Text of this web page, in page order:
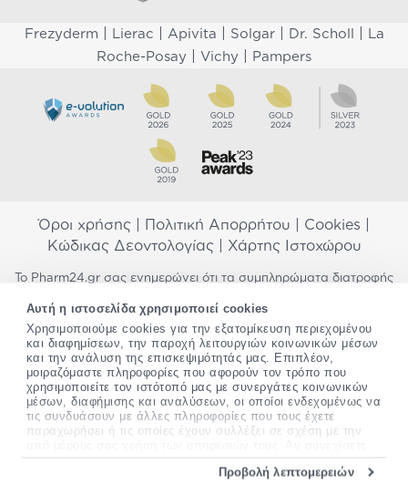
Αυτή η ιστοσελίδα χρησιμοποιεί cookies
Χρησιμοποιούμε cookies για την εξατομίκευση περιεχομένου
και διαφημίσεων, την παροχή λειτουργιών κοινωνικών μέσων
και την ανάλυση της επισκεψιμότητάς μας. Επιπλέον,
μοιραζόμαστε πληροφορίες που αφορούν τον τρόπο που
χρησιμοποιείτε τον ιστότοπό μας με συνεργάτες κοινωνικών
μέσων, διαφήμισης και αναλύσεων, οι οποίοι ενδεχομένως να
τις συνδυάσουν με άλλες πληροφορίες που τους έχετε
παραχωρήσει ή τις οποίες έχουν συλλέξει σε σχέση με την
Προβολή λεπτομερειών
Frezyderm Lierac Apivita Solgar| Dr. Scholl
La
Roche-Posay
Vichy Pampers
Όροι χρήσης Πολιτική Απορρήτου Cookies
Κώδικας Δεοντολογίας| Χάρτης Ιστοχώρου
Το Pharm24.gr σας ενημερώνει ότι τα συμπληρώματα διατροφής
προορίζονται για την πρόληψη, αγωγή ή θεραπεία ανθρώπινης
νόσου. Συμβουλευτείτε τον γιατρό σας εάν είστε έγκυος,
θηλάζετε, ακολουθείτε παράλληλα φαρμακευτική αγωγή ή
αντιμετωπίζετε προβλήματα υγείας πριν χρησιμοποιήσετε
οποιοδήποτε συμπλήρωμα διατροφής. Προσπαθούμε διαρκώς να
σας παρέχουμε ακριβείς και έγκυρες πληροφορίες. Σε περίπτωση
που έχετε κάποια ερώτηση ή παρατήρηση σχετικά με αυτές,
παρακαλώεπικοινωνήστε μαζί μας.
2012-2026 - All rights Reserved •